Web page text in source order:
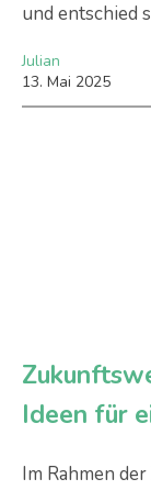
und entschied
Julian
13. Mai 2025
Ideen für
Im Rahmen